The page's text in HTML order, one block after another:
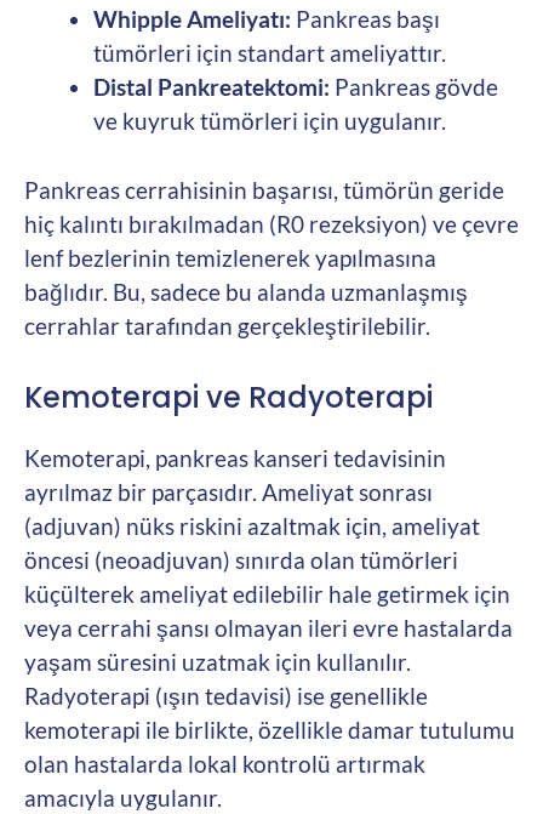
Whipple Ameliyatı: Pankreas başı
tümörleri için standart ameliyattır.
Distal Pankreatektomi: Pankreas gövde
ve kuyruk tümörleri için uygulanır.
Pankreas cerrahisinin başarısı, tümörün geride
hiç kalıntı bırakılmadan (R0 rezeksiyon) ve çevre
lenf bezlerinin temizlenerek yapılmasına
bağlıdır. Bu, sadece bu alanda uzmanlaşmış
cerrahlar tarafından gerçekleştirilebilir.
Kemoterapi ve Radyoterapi
Kemoterapi, pankreas kanseri tedavisinin
ayrılmaz bir parçasıdır. Ameliyat sonrası
(adjuvan) nüks riskini azaltmak için, ameliyat
öncesi (neoadjuvan) sınırda olan tümörleri
küçülterek ameliyat edilebilir hale getirmek için
veya cerrahi şansı olmayan ileri evre hastalarda
yaşam süresini uzatmak için kullanılır.
Radyoterapi (ışın tedavisi) ise genellikle
kemoterapi ile birlikte, özellikle damar tutulumu
olan hastalarda lokal kontrolü artırmak
amacıyla uygulanır.